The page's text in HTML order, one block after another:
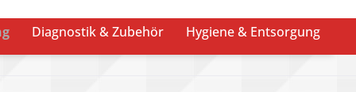
Diagnostik & Zubehör Hygiene & Entsorgung